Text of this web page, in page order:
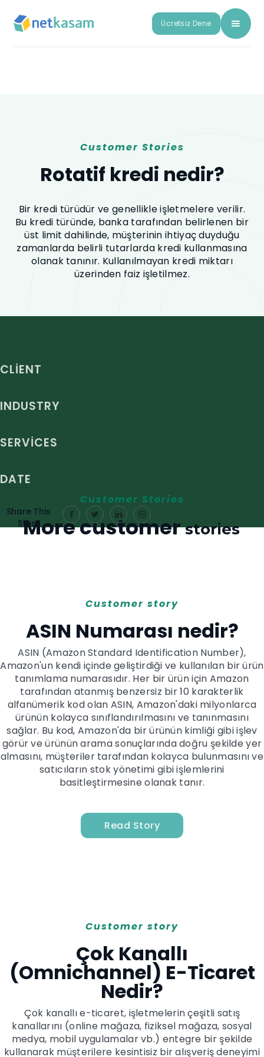
Ücretsiz Dene
Customer Stories
Rotatif kredi nedir?
Bir kredi türüdür ve genellikle işletmelere verilir.
Bu kredi türünde, banka tarafından belirlenen bir
üst limit dahilinde, müşterinin ihtiyaç duyduğu
zamanlarda belirli tutarlarda kredi kullanmasına
olanak tanınır. Kullanılmayan kredi miktarı
üzerinden faiz işletilmez.
CLIENT
INDUSTRY
SERVICES
DATE
Share This
Story
Customer Stories
More customerstories
Customer story
ASIN Numarası nedir?
ASIN (Amazon Standard Identification Number),
Amazon'un kendi içinde geliştirdiği ve kullanılan bir ürün
tanımlama numarasıdır. Her bir ürün için Amazon
tarafından atanmış benzersiz bir 10 karakterlik
alfanümerik kod olan ASIN, Amazon'daki milyonlarca
ürünün kolayca sınıflandırılmasını ve tanınmasını
sağlar. Bu kod, Amazon'da bir ürünün kimliği gibi işlev
görür ve ürünün arama sonuçlarında doğru şekilde yer
almasını, müşteriler tarafından kolayca bulunmasını ve
satıcıların stok yönetimi gibi işlemlerini
basitleştirmesine olanak tanır.
Read Story
Customer story
Çok Kanallı
(Omnichannel) E-Ticaret
Nedir?
Çok kanallı e-ticaret, işletmelerin çeşitli satış
kanallarını (online mağaza, fiziksel mağaza, sosyal
medya, mobil uygulamalar vb.) entegre bir şekilde
kullanarak müşterilere kesintisiz bir alışveriş deneyimi